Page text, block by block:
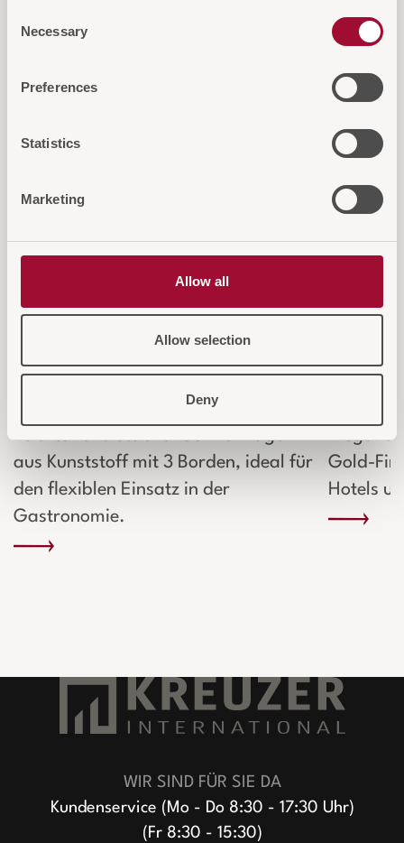
Selection
Necessary
Preferences
Statistics
Marketing
Allow all
Allow selection
Deny
Diese Artikel könnten Sie auch
Servierwagen 3 Borden
Leichter und stabiler Servierwagen
aus Kunststoff mit 3 Borden, ideal für
den flexiblen Einsatz in der
Gastronomie.
Gold-
Hotels
WIR SIND FÜR SIE DA
Kundenservice (Mo - Do 8:30 - 17:30 Uhr)
(Fr 8:30 - 15:30)